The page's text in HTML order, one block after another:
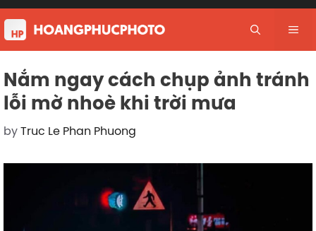
Skip
to
content
Nắm ngay cách chụp ảnh tránh
lỗi mờ nhoè khi trời mưa
byTruc Le Phan Phuong